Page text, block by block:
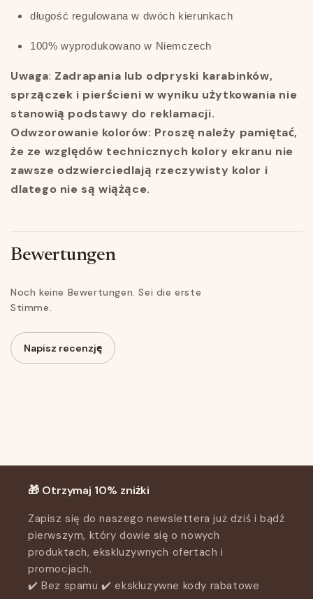
długość regulowana w dwóch kierunkach
100% wyprodukowano w Niemczech
Uwaga: Zadrapania lub odpryski karabinków,
sprzączek i pierścieni w wyniku użytkowania nie
stanowią podstawy do reklamacji.
Odwzorowanie kolorów: Proszę należy pamiętać,
że ze względów technicznych kolory ekranu nie
zawsze odzwierciedlają rzeczywisty kolor i
dlatego nie są wiążące.
Bewertungen
Noch keine Bewertungen. Sei die erste
Stimme.
Napisz recenzję
🎁 Otrzymaj 10% zniżki
Zapisz się do naszego newslettera już dziś i bądź
pierwszym, który dowie się o nowych
produktach, ekskluzywnych ofertach i
promocjach.
✔️ Bez spamu ✔️ ekskluzywne kody rabatowe